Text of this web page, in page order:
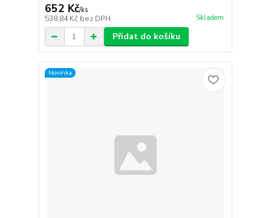
652 Kč/ks
538,84 Kč bez DPH Skladem
Přidat do košíku
Novinka